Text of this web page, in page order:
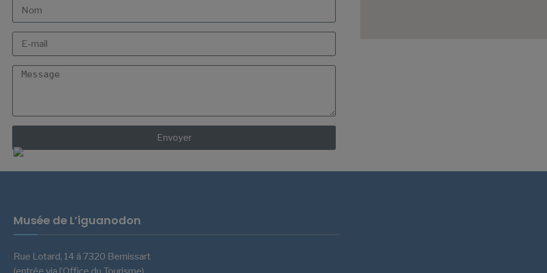
Envoyer
Musée de L’iguanodon
Rue Lotard, 14 à 7320 Bernissart